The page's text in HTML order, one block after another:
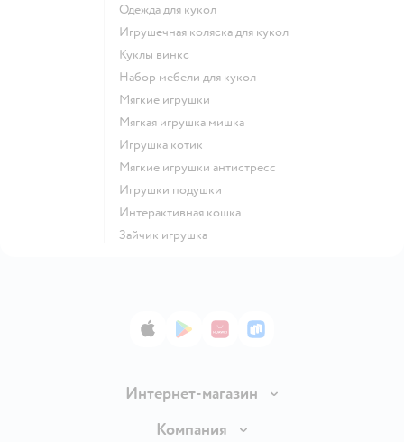
Одежда для кукол
Игрушечная коляска для кукол
Куклы винкс
Набор мебели для кукол
Мягкие игрушки
Мягкая игрушка мишка
Игрушка котик
Мягкие игрушки антистресс
Игрушки подушки
Интерактивная кошка
Зайчик игрушка
App StoreGoogle Play
AppGallery
RuStore
Интернет-магазин
Доставка и оплата
Компания